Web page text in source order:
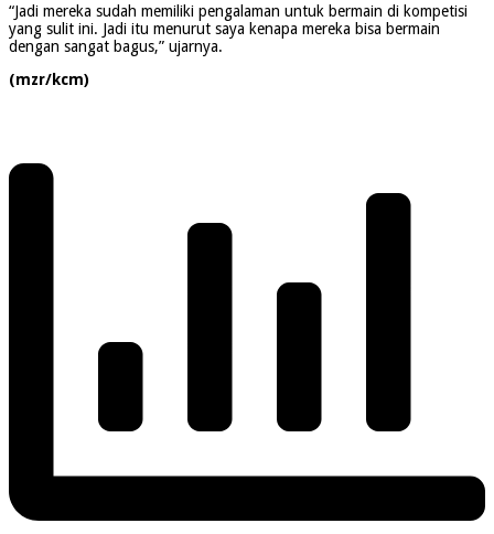
“Jadi mereka sudah memiliki pengalaman untuk bermain di kompetisi
yang sulit ini. Jadi itu menurut saya kenapa mereka bisa bermain
dengan sangat bagus,” ujarnya.
(mzr/kcm)